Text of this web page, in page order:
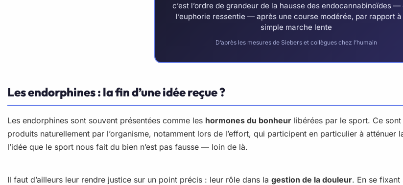
c’est l’ordre de grandeur de la hausse des endocannabinoïdes —
l’euphorie ressentie — après une course modérée, par rapport à
simple marche lente
D’après les mesures de Siebers et collègues chez l’humain
Les endorphines : la fin d’une idée reçue ?
Les endorphines sont souvent présentées comme les hormones du bonheur libérées par le sport. Ce
produits naturellement par l’organisme, notamment lors de l’effort, qui participent en particulier à atténuer
l’idée que le sport nous fait du bien n’est pas fausse — loin de là.
Il faut d’ailleurs leur rendre justice sur un point précis : leur rôle dans la gestion de la douleur. En se